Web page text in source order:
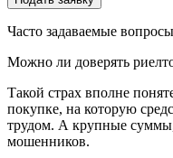
Часто задаваемые вопросы
Можно ли доверять
Такой страх вполне
покупке, на которую
трудом. А крупные
мошенников.